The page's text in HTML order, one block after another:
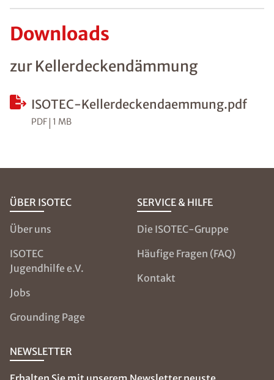
Downloads
zur Kellerdeckendämmung
ISOTEC-Kellerdeckendaemmung.pdf
PDF 1 MB
ÜBER ISOTEC
Über uns
ISOTEC
Jugendhilfe e.V.
Jobs
Grounding Page
SERVICE & HILFE
Die ISOTEC-Gruppe
Häufige Fragen (FAQ)
Kontakt
NEWSLETTER